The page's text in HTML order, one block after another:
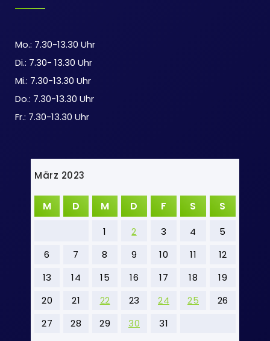
Mo.: 7.30-13.30 Uhr
Di.: 7.30- 13.30 Uhr
Mi.: 7.30-13.30 Uhr
Do.: 7.30-13.30 Uhr
Fr.: 7.30-13.30 Uhr
März 2023
M D M D F S S
1 2 3 4
5
6
7 8 9 10 11
12
13
14 15 16 17 18
19
20
21 22 23 24 25
26
27
28 29 30 31